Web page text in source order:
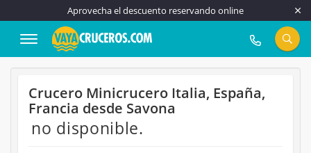
Aprovecha el descuento reservando online
917 815 555
Crucero Minicrucero Italia, España,
Francia desde Savona
no disponible.